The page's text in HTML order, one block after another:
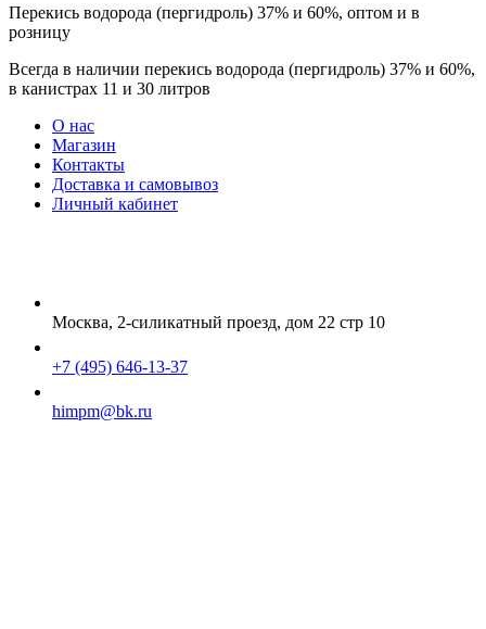
Перекись водорода (пергидроль) 37% и 60%, оптом и в
розницу
Всегда в наличии перекись водорода (пергидроль) 37% и 60%,
в канистрах 11 и 30 литров
О нас
Магазин
Контакты
Доставка и самовывоз
Личный кабинет
Москва, 2-силикатный проезд, дом 22 стр 10
+7 (495) 646-13-37
himpm@bk.ru